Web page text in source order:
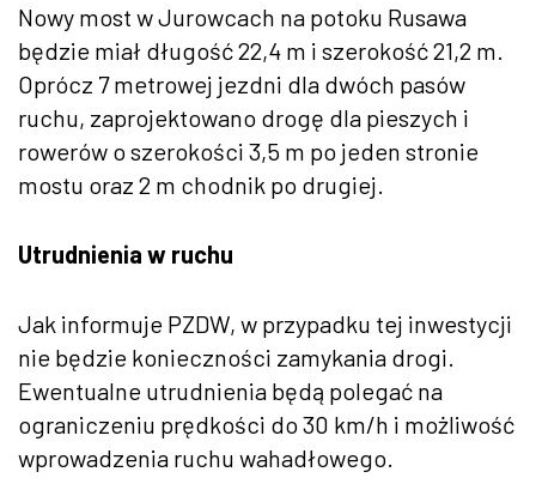
Nowy most w Jurowcach na potoku Rusawa
będzie miał długość 22,4 m i szerokość 21,2 m.
Oprócz 7 metrowej jezdni dla dwóch pasów
ruchu, zaprojektowano drogę dla pieszych i
rowerów o szerokości 3,5 m po jeden stronie
mostu oraz 2 m chodnik po drugiej.
Utrudnienia w ruchu
Jak informuje PZDW, w przypadku tej inwestycji
nie będzie konieczności zamykania drogi.
Ewentualne utrudnienia będą polegać na
ograniczeniu prędkości do 30 km/h i możliwość
wprowadzenia ruchu wahadłowego.